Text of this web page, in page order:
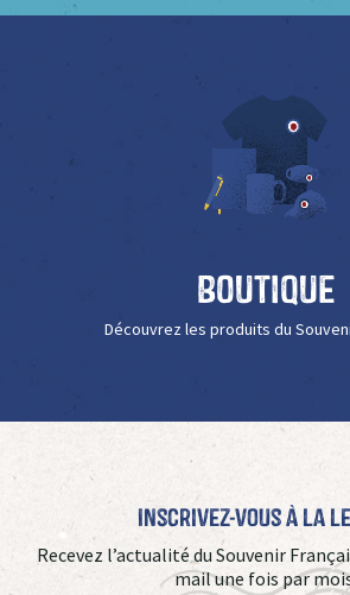
Boutique
Découvrez les produits du
Inscrivez-vous à La
Recevez l’actualité du Souvenir
mail une fois par